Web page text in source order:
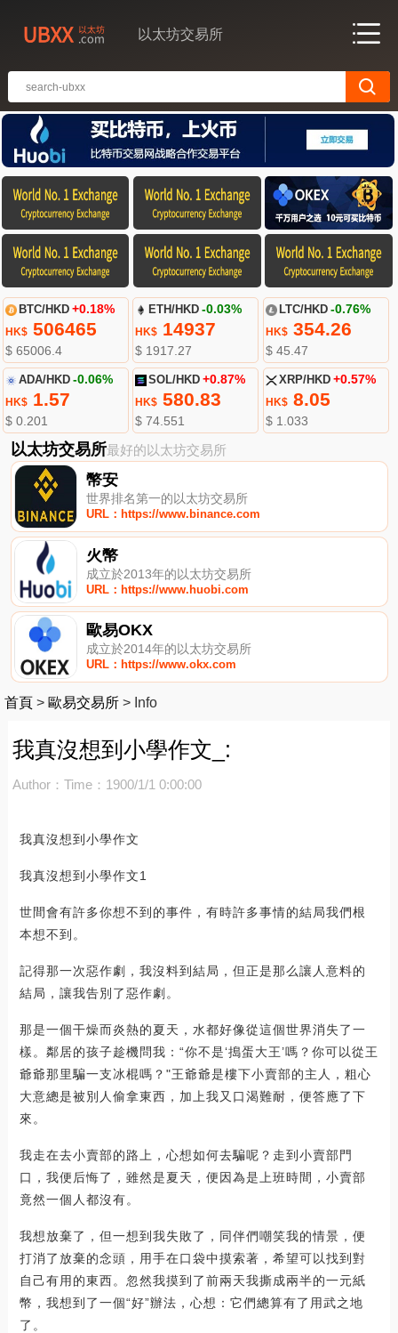
以太坊交易所
BTC/HKD +0.18%
HK$506465
$ 65006.4
ETH/HKD -0.03%
HK$ 14937
$ 1917.27
LTC/HKD -0.76%
HK$354.26
$ 45.47
ADA/HKD -0.06%
HK$1.57
$ 0.201
SOL/HKD +0.87%
HK$ 580.83
$ 74.551
XRP/HKD +0.57%
HK$8.05
$ 1.033
以太坊交易所最好的以太坊交易所
幣安
世界排名第一的以太坊交易所
URL：https://www.binance.com
火幣
成立於2013年的以太坊交易所
URL：https://www.huobi.com
歐易OKX
成立於2014年的以太坊交易所
URL：https://www.okx.com
首頁 > 歐易交易所 > Info
我真沒想到小學作文_:
Author： Time：1900/1/1 0:00:00
我真沒想到小學作文
我真沒想到小學作文1
世間會有許多你想不到的事件，有時許多事情的結局我們根
本想不到。
記得那一次惡作劇，我沒料到結局，但正是那么讓人意料的
結局，讓我告別了惡作劇。
那是一個干燥而炎熱的夏天，水都好像從這個世界消失了一
樣。鄰居的孩子趁機問我：“你不是‘搗蛋大王’嗎？你可以從王
爺爺那里騙一支冰棍嗎？"王爺爺是樓下小賣部的主人，粗心
大意總是被別人偷拿東西，加上我又口渴難耐，便答應了下
來。
我走在去小賣部的路上，心想如何去騙呢？走到小賣部門
口，我便后悔了，雖然是夏天，便因為是上班時間，小賣部
竟然一個人都沒有。
我想放棄了，但一想到我失敗了，同伴們嘲笑我的情景，便
打消了放棄的念頭，用手在口袋中摸索著，希望可以找到對
自己有用的東西。忽然我摸到了前兩天我撕成兩半的一元紙
幣，我想到了一個“好”辦法，心想：它們總算有了用武之地
了。